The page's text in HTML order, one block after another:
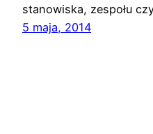
stanowiska, zespołu
5 maja, 2014